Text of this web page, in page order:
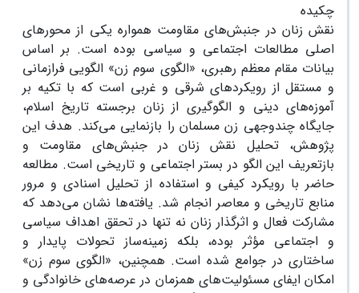
چکیده
نقش زنان در جنبش‌های مقاومت همواره یکی از محورهای
اصلی مطالعات اجتماعی و سیاسی بوده است. بر اساس
بیانات مقام معظم رهبری، «الگوی سوم زن» الگویی فرازمانی
و مستقل از رویکردهای شرقی و غربی است که با تکیه بر
آموزه‌های دینی و الگوگیری از زنان برجسته تاریخ اسلام،
جایگاه چندوجهی زن مسلمان را بازنمایی می‌کند. هدف این
پژوهش، تحلیل نقش زنان در جنبش‌های مقاومت و
بازتعریف این الگو در بستر اجتماعی و تاریخی است. مطالعه
حاضر با رویکرد کیفی و استفاده از تحلیل اسنادی و مرور
منابع تاریخی و معاصر انجام شد. یافته‌ها نشان می‌دهد که
مشارکت فعال و اثرگذار زنان نه تنها در تحقق اهداف سیاسی
و اجتماعی مؤثر بوده، بلکه زمینه‌ساز تحولات پایدار و
ساختاری در جوامع شده است. همچنین، «الگوی سوم زن»
امکان ایفای مسئولیت‌های همزمان در عرصه‌های خانوادگی و